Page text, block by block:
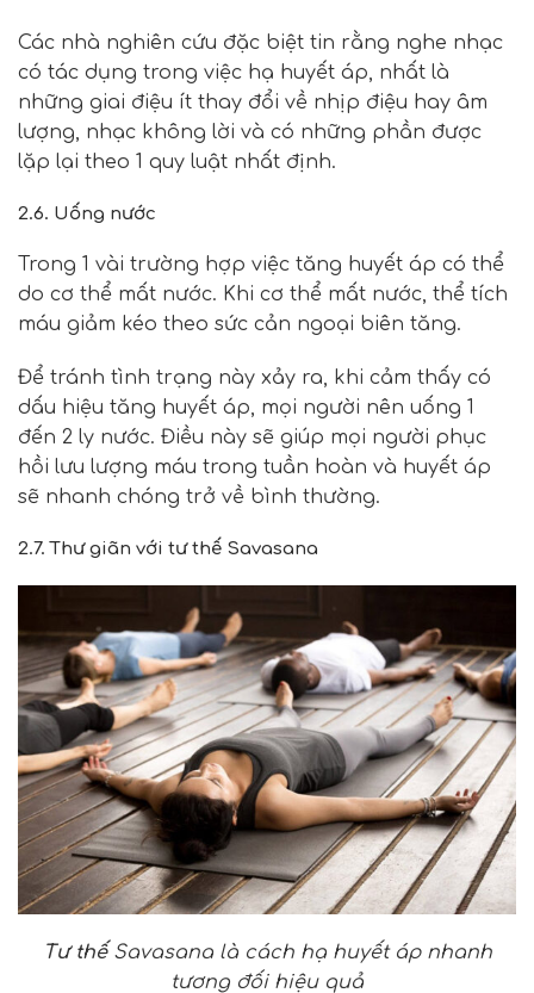
Các nhà nghiên cứu đặc biệt tin rằng nghe nhạc
có tác dụng trong việc hạ huyết áp, nhất là
những giai điệu ít thay đổi về nhịp điệu hay âm
lượng, nhạc không lời và có những phần được
lặp lại theo 1 quy luật nhất định.
2.6. Uống nước
Trong 1 vài trường hợp việc tăng huyết áp có thể
do cơ thể mất nước. Khi cơ thể mất nước, thể tích
máu giảm kéo theo sức cản ngoại biên tăng.
Để tránh tình trạng này xảy ra, khi cảm thấy có
dấu hiệu tăng huyết áp, mọi người nên uống 1
đến 2 ly nước. Điều này sẽ giúp mọi người phục
hồi lưu lượng máu trong tuần hoàn và huyết áp
sẽ nhanh chóng trở về bình thường.
2.7. Thư giãn với tư thế Savasana
Tư thế Savasana là cách hạ huyết áp nhanh
tương đối hiệu quả